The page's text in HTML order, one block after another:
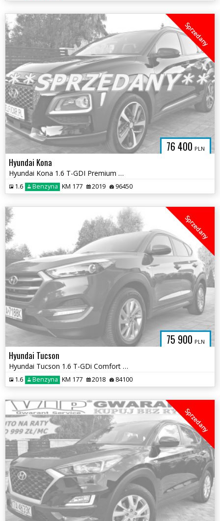
76 400 PLN
Sprzedany
Hyundai Kona
Hyundai Kona 1.6 T-GDI Premium DCT
1.6 Benzyna KM 177 2019 96450
75 900 PLN
Sprzedany
Hyundai Tucson
Hyundai Tucson 1.6 T-GDi Comfort 2WD
1.6 Benzyna KM 177 2018 84100
Sprzedany